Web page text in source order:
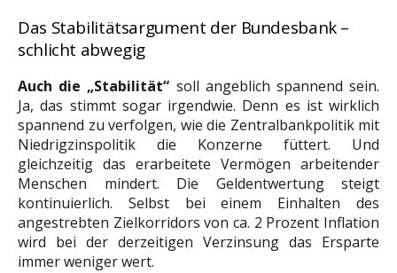
Das Stabilitätsargument der Bundesbank –
schlicht abwegig
Auch die „Stabilität“ soll angeblich spannend sein.
Ja, das stimmt sogar irgendwie. Denn es ist wirklich
spannend zu verfolgen, wie die Zentralbankpolitik mit
Niedrigzinspolitik die Konzerne füttert. Und
gleichzeitig das erarbeitete Vermögen arbeitender
Menschen mindert. Die Geldentwertung steigt
kontinuierlich. Selbst bei einem Einhalten des
angestrebten Zielkorridors von ca. 2 Prozent Inflation
wird bei der derzeitigen Verzinsung das Ersparte
immer weniger wert.